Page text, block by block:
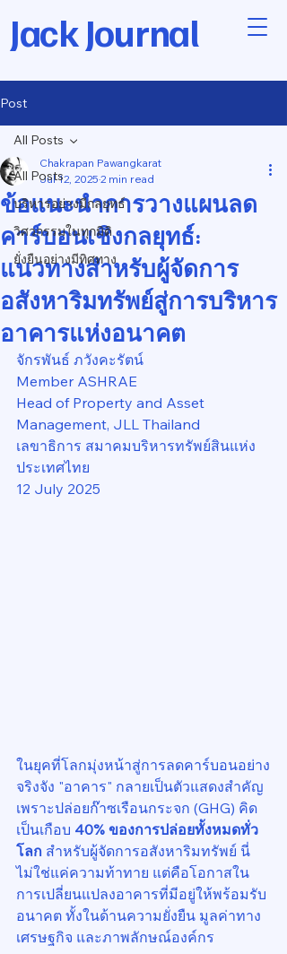
Jack Journal
Post
All Posts
บริหารอย่างมีกลยุทธ์
วิศวกรรมในทุกมิติ
ยั่งยืนอย่างมีทิศทาง
All Posts
ข้อแนะนำการวางแผนลด
คาร์บอนเชิงกลยุทธ์:
แนวทางสำหรับผู้จัดการ
อสังหาริมทรัพย์สู่การบริหาร
อาคารแห่งอนาคต
Chakrapan Pawangkarat
Jul 12, 2025 2 min read
จักรพันธ์ ภวังคะรัตน์
Member ASHRAE
Head of Property and Asset
Management, JLL Thailand
เลขาธิการ สมาคมบริหารทรัพย์สินแห่ง
ประเทศไทย
12 July 2025
ในยุคที่โลกมุ่งหน้าสู่การลดคาร์บอนอย่าง
จริงจัง "อาคาร" กลายเป็นตัวแสดงสำคัญ
เพราะปล่อยก๊าซเรือนกระจก (GHG) คิด
เป็นเกือบ 40% ของการปล่อยทั้งหมดทั่ว
โลก สำหรับผู้จัดการอสังหาริมทรัพย์ นี่
ไม่ใช่แค่ความท้าทาย แต่คือโอกาสใน
การเปลี่ยนแปลงอาคารที่มีอยู่ให้พร้อมรับ
อนาคต ทั้งในด้านความยั่งยืน มูลค่าทาง
เศรษฐกิจ และภาพลักษณ์องค์กร